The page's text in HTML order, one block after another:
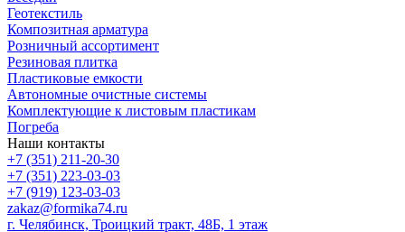
Геотекстиль
Композитная арматура
Розничный ассортимент
Резиновая плитка
Пластиковые емкости
Автономные очистные системы
Комплектующие к листовым пластикам
Погреба
Наши контакты
+7 (351) 211-20-30
+7 (351) 223-03-03
+7 (919) 123-03-03
zakaz@formika74.ru
г. Челябинск, Троицкий тракт, 48Б, 1 этаж